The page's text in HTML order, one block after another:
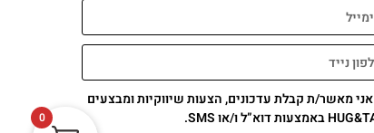
תשלום מאובטח
0
אני מאשר/ת קבלת עדכונים, הצעות שיווקיות ומבצעים